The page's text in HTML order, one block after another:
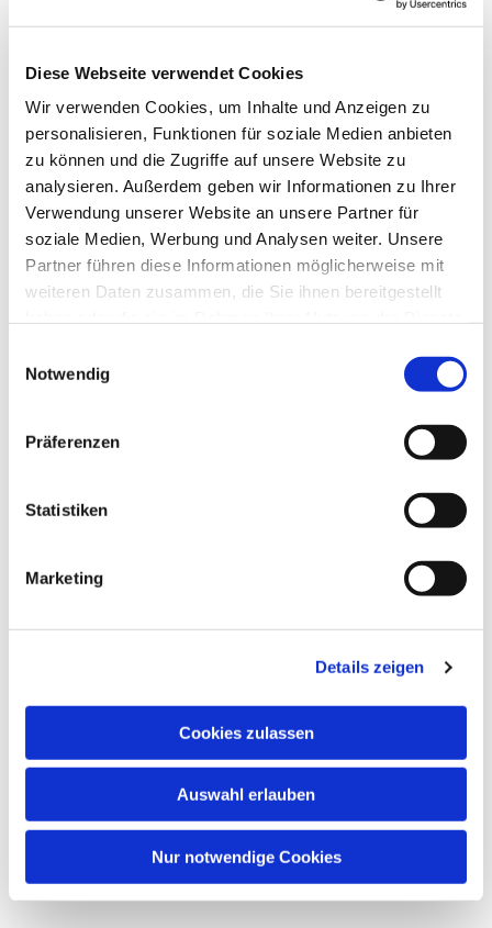
Diese Webseite verwendet Cookies
Wir verwenden Cookies, um Inhalte und Anzeigen zu
personalisieren, Funktionen für soziale Medien anbieten
zu können und die Zugriffe auf unsere Website zu
analysieren. Außerdem geben wir Informationen zu Ihrer
Verwendung unserer Website an unsere Partner für
soziale Medien, Werbung und Analysen weiter. Unsere
Partner führen diese Informationen möglicherweise mit
weiteren Daten zusammen, die Sie ihnen bereitgestellt
Notwendig
Präferenzen
Statistiken
Marketing
Details zeigen
Cookies zulassen
Auswahl erlauben
Nur notwendige Cookies
© Axel Nordmaier, Ratzeburger Paramentenwerkstatt
Sonntag, 28. Februar 2027, 11:30 Uhr
Paul-Gerhardt-Kirche, Ivensring 9, 24149